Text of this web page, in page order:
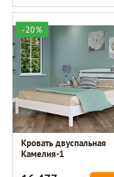
-20%
Кровать двуспальная
Камелия-1